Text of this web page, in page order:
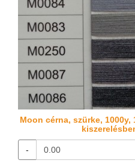
Moon cérna, szürke,
-